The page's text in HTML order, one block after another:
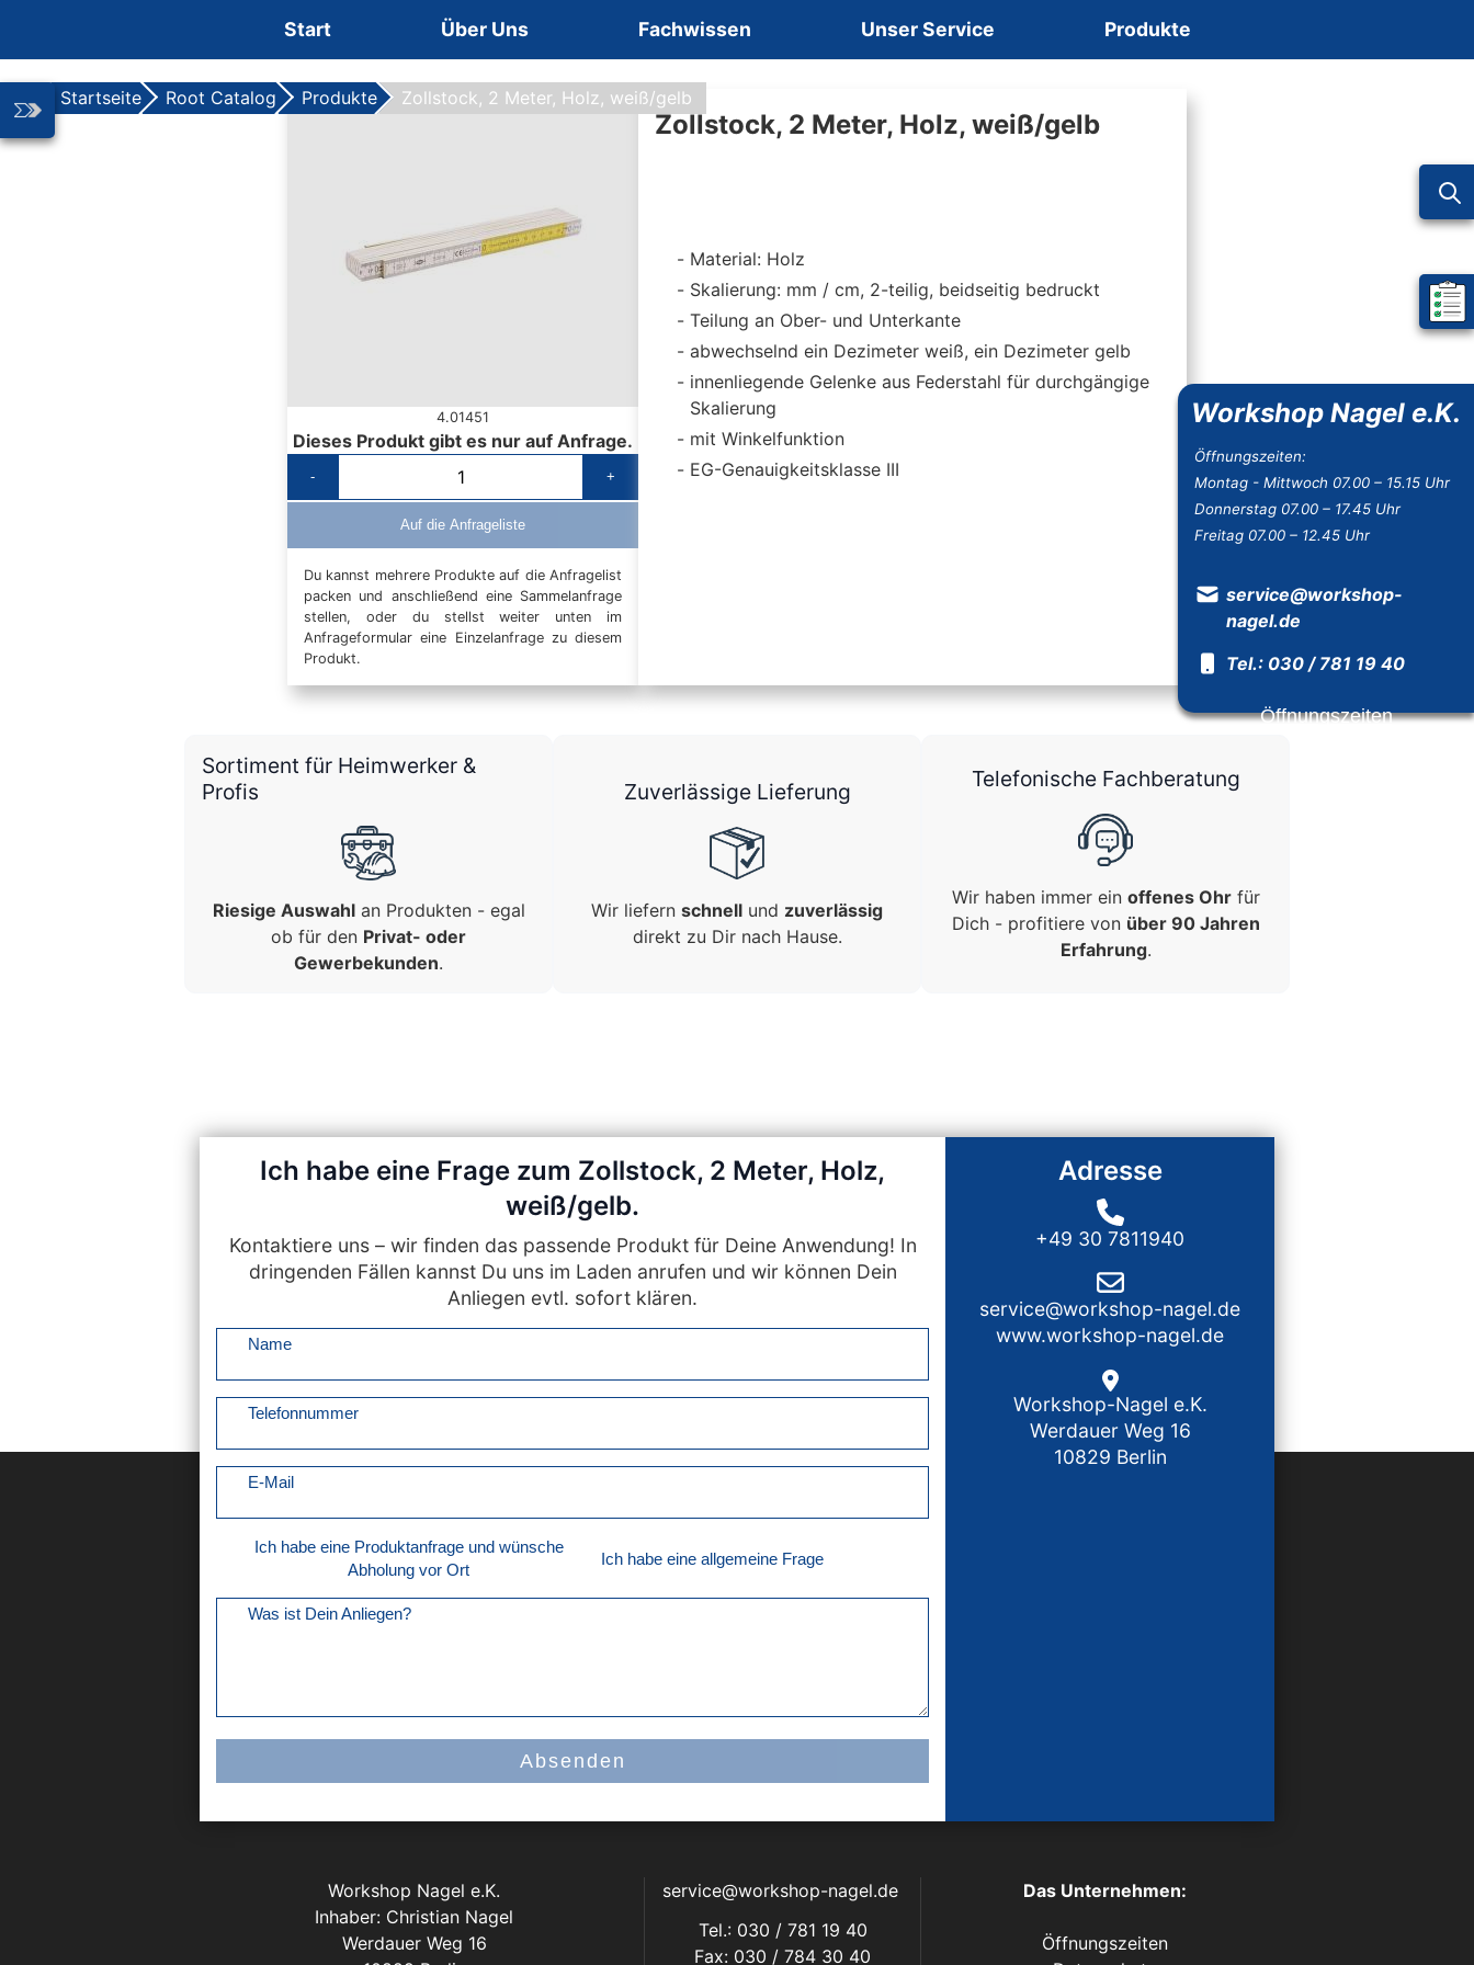
Start Über Uns Fachwissen Unser Service Produkte
Startseite Root Catalog Produkte Zollstock, 2 Meter, Holz, weiß/gelb
Mein
Workshop Nagel e.K.
Öffnungszeiten:
Montag - Mittwoch 07.00 – 15.15 Uhr
Donnerstag 07.00 – 17.45 Uhr
Freitag 07.00 – 12.45 Uhr
service@workshop-
nagel.de
Tel.: 030 / 781 19 40
Öffnungszeiten
4.01451
Dieses Produkt gibt es nur auf Anfrage.
- +
Auf die Anfrageliste
Du kannst mehrere Produkte auf die Anfragelist
packen und anschließend eine Sammelanfrage
stellen, oder du stellst weiter unten im
Anfrageformular eine Einzelanfrage zu diesem
Produkt.
Zollstock, 2 Meter, Holz, weiß/gelb
Material: Holz
Skalierung: mm / cm, 2-teilig, beidseitig bedruckt
Teilung an Ober- und Unterkante
abwechselnd ein Dezimeter weiß, ein Dezimeter gelb
innenliegende Gelenke aus Federstahl für durchgängige
Skalierung
mit Winkelfunktion
EG-Genauigkeitsklasse III
Sortiment für Heimwerker &
Profis
Riesige Auswahlan Produkten - egal
ob für den Privat- oder
Gewerbekunden.
Zuverlässige Lieferung
Wir liefern schnell und zuverlässig
direkt zu Dir nach Hause.
Telefonische Fachberatung
Wir haben immer ein offenes Ohrfür
Dich - profitiere von über 90 Jahren
Erfahrung.
Ich habe eine Frage zum Zollstock, 2 Meter, Holz,
weiß/gelb.
Kontaktiere uns – wir finden das passende Produkt für Deine Anwendung! In
dringenden Fällen kannst Du uns im Laden anrufen und wir können Dein
Anliegen evtl. sofort klären.
Name
Telefonnummer
E-Mail
Ich habe eine Produktanfrage und wünsche
Abholung vor Ort
Ich habe eine allgemeine Frage
Was ist Dein Anliegen?
Absenden
Adresse
+49 30 7811940
service@workshop-nagel.de
www.workshop-nagel.de
Workshop-Nagel e.K.
Werdauer Weg 16
10829 Berlin
Workshop Nagel e.K.
Inhaber: Christian Nagel
Werdauer Weg 16
service@workshop-nagel.de
Tel.: 030 / 781 19 40
Fax: 030 / 784 30 40
Das Unternehmen:
Öffnungszeiten